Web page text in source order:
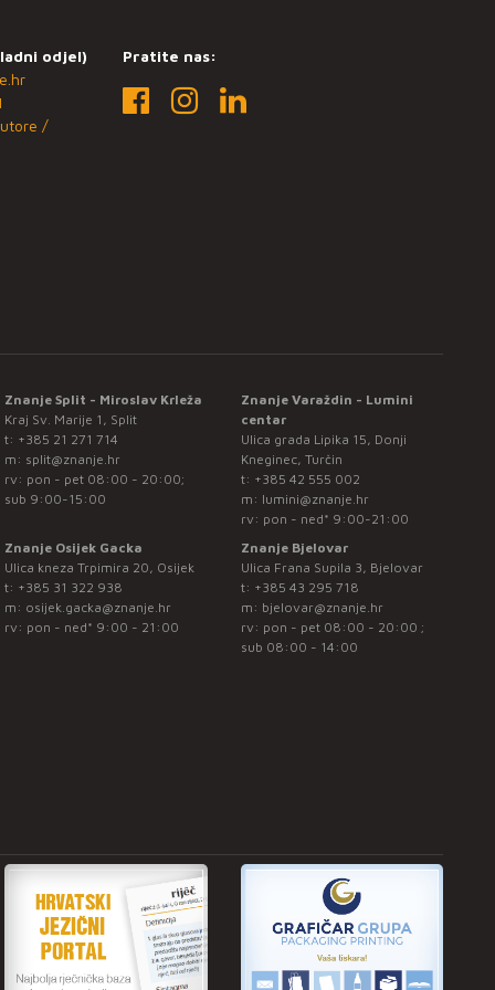
odjel)
/
Pratite nas:
Znanje Split - Miroslav Krleža
Kraj Sv. Marije 1, Split
t: +385 21 271 714
m: split@znanje.hr
rv: pon - pet 08:00 - 20:00;
sub 9:00-15:00
Znanje Varaždin - Lumini
centar
Ulica grada Lipika 15, Donji
Kneginec, Turčin
t: +385 42 555 002
m: lumini@znanje.hr
rv: pon - ned* 9:00-21:00
Znanje Osijek Gacka
Ulica kneza Trpimira 20, Osijek
t: +385 31 322 938
m: osijek.gacka@znanje.hr
rv: pon - ned* 9:00 - 21:00
Znanje Bjelovar
Ulica Frana Supila 3, Bjelovar
t: +385 43 295 718
m: bjelovar@znanje.hr
rv: pon - pet 08:00 - 20:00 ;
sub 08:00 - 14:00